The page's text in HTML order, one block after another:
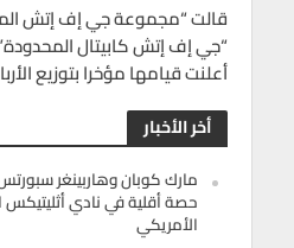
قالت “مجموعة جي إف إتش
“جي إف إتش كابيتال
أعلنت قيامها مؤخرا بتوزيع
أخر الأخبار
مارك كوبان وهاربينغر
حصة أقلية في نادي أثليتيكس
الأمريكي